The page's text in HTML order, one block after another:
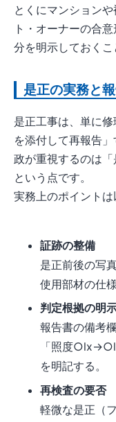
とくにマンション
ト・オーナーの合
分を明示しておくこ
是正の実務と
是正工事は、単に
を添付して再報告
政が重視するのは「
という点です。
実務上のポイントは
証跡の整備
是正前後の写
使用部材の仕
判定根拠の明
報告書の備考
「照度
を明記する。
再検査の要否
軽微な是正（